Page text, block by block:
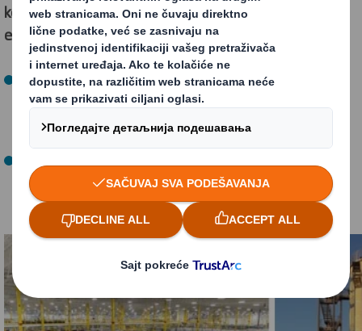
kombinovana postrojenja za toplotnu i električnu
energiju:
Napajanje generatora pare u fabrici papira Kemsley u
Velikoj Britaniji iz susednog postrojenja za pretvaranje
otpada u energiju, uklanjajući tako oko 8.000 tona
ugljenika godišnje.
snabdevanja za precizno praćenje kretanja vozila i
merenje emisije CO2.